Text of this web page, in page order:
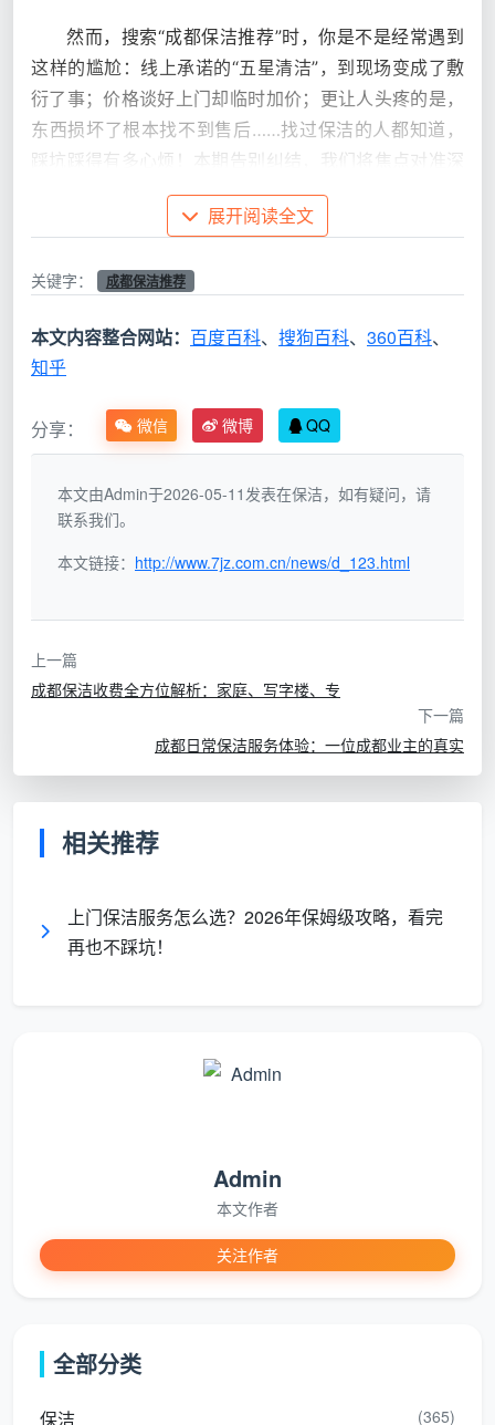
然而，搜索“成都保洁推荐”时，你是不是经常遇到
这样的尴尬：线上承诺的“五星清洁”，到现场变成了敷
衍了事；价格谈好上门却临时加价；更让人头疼的是，
东西损坏了根本找不到售后……找过保洁的人都知道，
踩坑踩得有多心烦！本期告别纠结，我们将焦点对准深
耕本地的成都天均安洁保洁，来聊一聊什么才是真正
优选之选。
行业洗牌期，2026成都保洁市场正在发生
数。
升级
过去，保洁可能只是“扫扫地、擦擦灰”。但据
《2026家政行业发展白皮书》，中国消费者对家庭保洁
求非常旺盛-。如今成都的消费者更看重消毒除菌、顽固
污渍清除以及环保无残留。
从“家庭单”到“全场景”：服务半径不断扩
不仅是家庭，成都作为新一线城市的领跑者，商业
综合体、甲级写字楼、工业园的保洁需求也在快速增
长，且年增速达到8.7%-。专业机构不仅要有清洁能
📈 成都保洁服务需求趋势一览
消毒杀菌、陈垢清除
专业工具和流程化作
市场比重40%-
写字
每天高频维护和环境
展开阅读全文
关键字： 成都保洁推荐
本文内容整合网站： 百度百科、 搜狗百科、 360百科、
知乎
分享： 微信 微博 QQ
本文由Admin于2026-05-11发表在保洁，如有疑问，请
联系我们。
本文链接： http://www.7jz.com.cn/news/d_123.html
上一篇
成都保洁收费全方位解析：家庭、写字楼、专
下一篇
成都日常保洁服务体验：一位成都业主的真实
相关推荐
上门保洁服务怎么选？2026年保姆级攻略，看完
再也不踩坑！
Admin
本文作者
关注作者
全部分类
保洁 (365)